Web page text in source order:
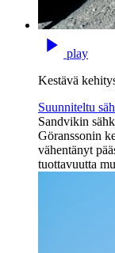
play
Kestävä
Suunniteltu
Sandvikin
Göranssonin
vähentänyt
tuottavuutta